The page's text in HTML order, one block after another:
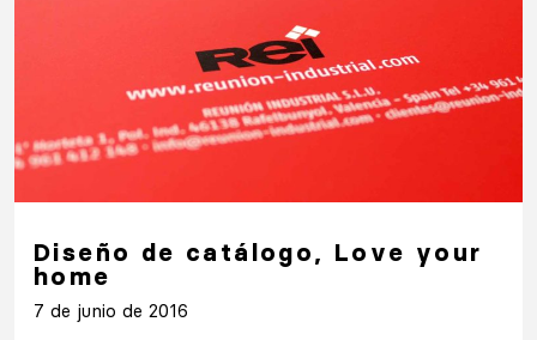
Diseño de catálogo, Love your
home
7 de junio de 2016